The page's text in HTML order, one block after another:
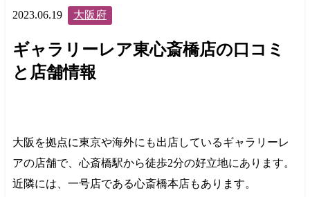
2023.06.19 大阪府
ギャラリーレア東心斎橋店の口コミ
と店舗情報
大阪を拠点に東京や海外にも出店しているギャラリーレ
アの店舗で、心斎橋駅から徒歩2分の好立地にあります。
近隣には、一号店である心斎橋本店もあります。